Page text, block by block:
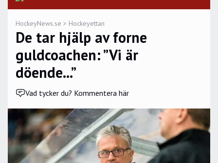
HockeyNews.se > Hockeyettan
De tar hjälp av forne
guldcoachen: ”Vi är
döende...”
Vad tycker du? Kommentera här